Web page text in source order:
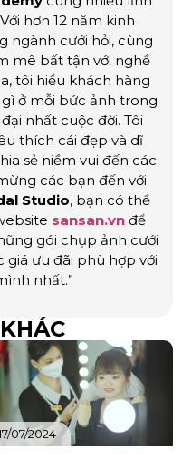
hơn 12 năm kinh
ngành cưới hỏi, cùng
mê bất tận với nghề
tôi hiểu khách hàng
ở mỗi bức ảnh trong
nhất cuộc đời. Tôi
thích cái đẹp và dĩ
sẻ niềm vui đến các
các bạn đến với
Studio, bạn có thể
sansan.vnđể
gói chụp ảnh cưới
giá ưu đãi phù hợp với
nhất.”
07/2024